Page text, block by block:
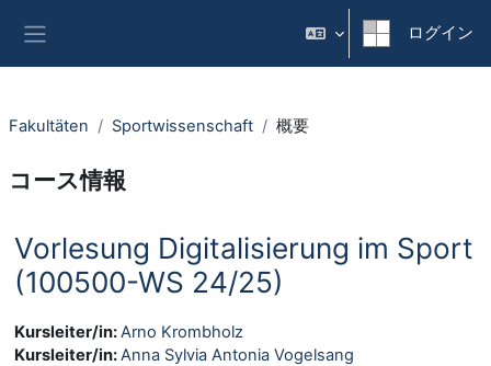
ログイン
Fakultäten Sportwissenschaft 概要
コース情報
Vorlesung Digitalisierung im Sport
(100500-WS 24/25)
Kursleiter/in:Arno Krombholz
Kursleiter/in:Anna Sylvia Antonia Vogelsang